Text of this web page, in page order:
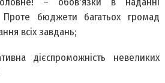
Проте бюджети багатьох громад
всіх завдань;
дієспроможність невеликих